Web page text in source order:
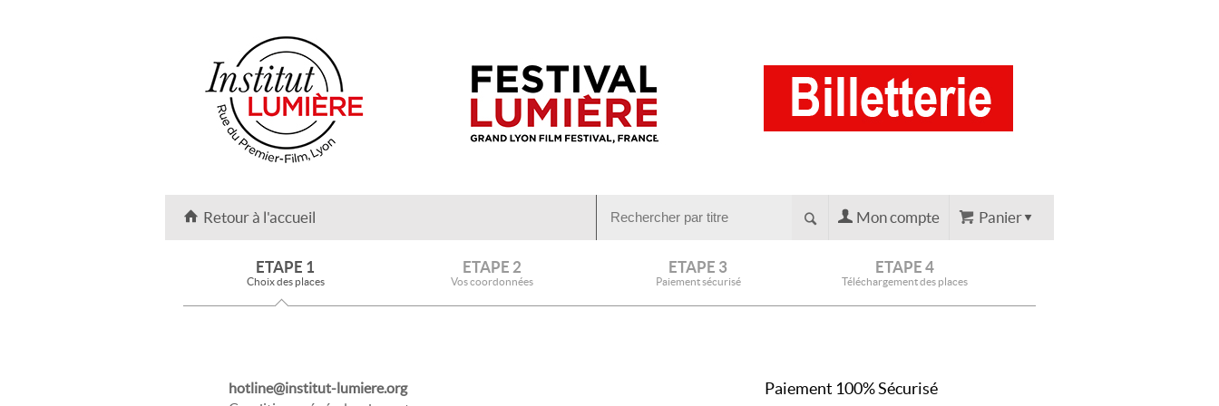
Retour à l'accueil Panier
Mon compte
ETAPE 1
Choix des places
ETAPE 2
Vos coordonnées
ETAPE 3
Paiement sécurisé
ETAPE 4
Téléchargement des places
hotline@institut-lumiere.org
Paiement 100% Sécurisé